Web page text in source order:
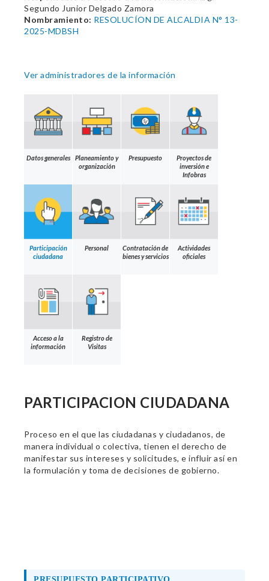
Segundo Junior Delgado Zamora
Nombramiento: RESOLUCÍON DE ALCALDIA N° 13-
2025-MDBSH
Ver administradores de la información
Datos generales
Planeamiento y
organización
Presupuesto
Proyectos de
inversión e
Infobras
Participación
ciudadana
Personal
Contratación de
bienes y servicios
Actividades
oficiales
Acceso a la
información
Registro de
Visitas
PARTICIPACION CIUDADANA
Proceso en el que las ciudadanas y ciudadanos, de
manera individual o colectiva, tienen el derecho de
manifestar sus intereses y solicitudes, e influir así en
la formulación y toma de decisiones de gobierno.